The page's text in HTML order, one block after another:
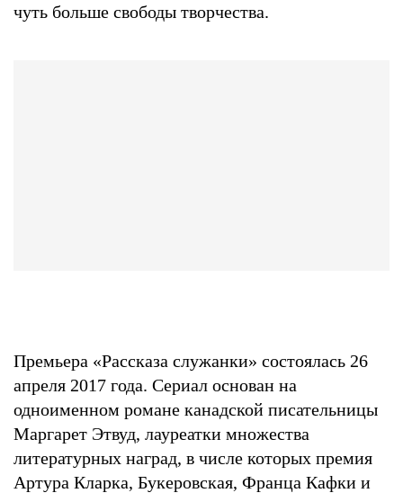
чуть больше свободы творчества.
Премьера «Рассказа служанки» состоялась 26
апреля 2017 года. Сериал основан на
одноименном романе канадской писательницы
Маргарет Этвуд, лауреатки множества
литературных наград, в числе которых премия
Артура Кларка, Букеровская, Франца Кафки и